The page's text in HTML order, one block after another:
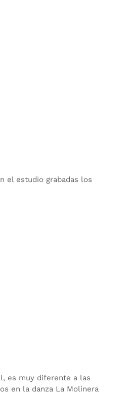
el estudio grabadas los
es muy diferente a las
en la danza La Molinera